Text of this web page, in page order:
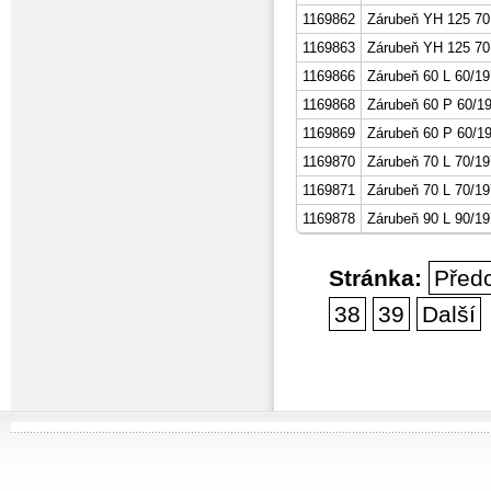
1169862
Zárubeň YH 125
1169863
Zárubeň YH 125
1169866
Zárubeň 60 L 60/
1169868
Zárubeň 60 P 60/
1169869
Zárubeň 60 P 60/
1169870
Zárubeň 70 L 70/
1169871
Zárubeň 70 L 70/
1169878
Zárubeň 90 L 90/
Stránka:
38
39 Další